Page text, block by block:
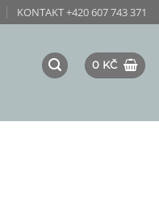
KONTAKT +420 607 743 371
0 KČ